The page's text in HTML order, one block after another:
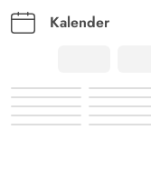
Kalender